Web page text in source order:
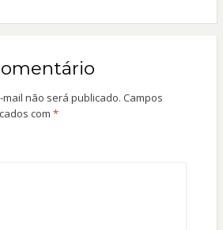
não será publicado. Campos
com *